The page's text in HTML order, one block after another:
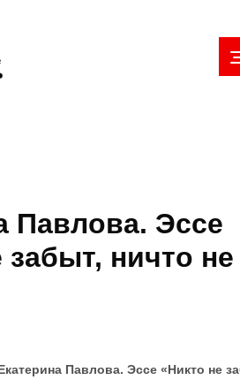
Павлова. Эссе
забыт, ничто не
Павлова. Эссе «Никто не